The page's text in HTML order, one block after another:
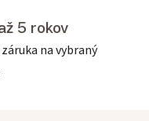
5 rokov
na vybraný